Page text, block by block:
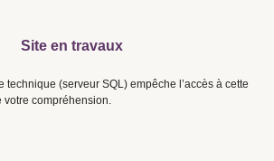
Site en travaux
technique (serveur SQL) empêche l’accès à cette
compréhension.